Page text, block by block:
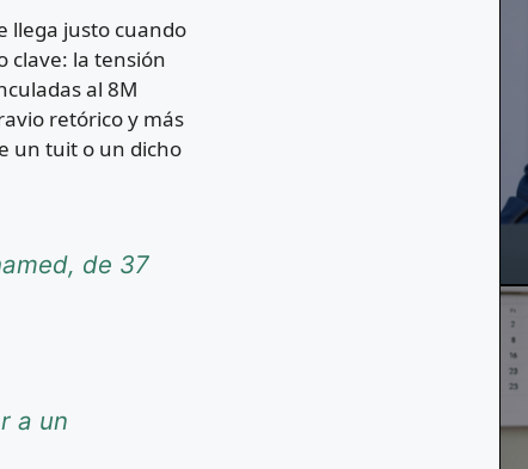
llega justo cuando
clave: la tensión
al 8M
retórico y más
un tuit o un dicho
de 37
a un